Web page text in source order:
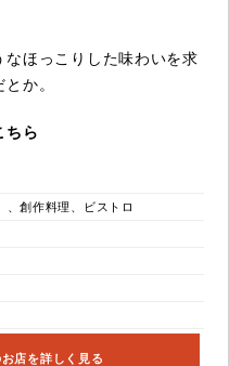
ほっこりした味わいを求
か。
ちら
、創作料理、ビストロ
お店を詳しく見る